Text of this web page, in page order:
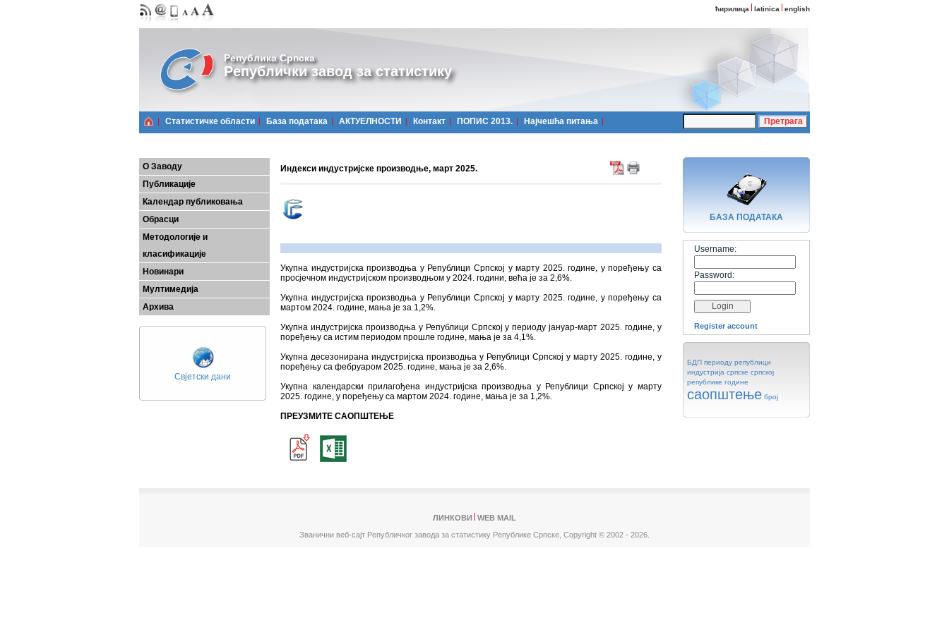
ћирилица latinica english
Република Српска
Републички завод за статистику
Статистичке области Базa података АКТУЕЛНОСТИ Контакт ПОПИС 2013. Најчешћa питања
О Заводу
Публикације
Календар публиковања
Обрасци
Методологије и
класификације
Новинари
Мултимедија
Архива
Свјетски дани
Индекси индустријске производње, март 2025.
Укупна индустријска производња у Републици Српској у марту 2025. године, у поређењу са
просјечном индустријском производњом у 2024. години, већа је за 2,6%.
Укупна индустријска производња у Републици Српској у марту 2025. године, у поређењу са
мартом 2024. године, мања је за 1,2%.
Укупна индустријска производња у Републици Српској у периоду јануар-март 2025. године, у
поређењу са истим периодом прошле године, мања је за 4,1%.
Укупна десезонирана индустријска производња у Републици Српској у марту 2025. године, у
поређењу са фебруаром 2025. године, мања је за 2,6%.
Укупна календарски прилагођена индустријска производња у Републици Српској у марту
2025. године, у поређењу са мартом 2024. године, мања је за 1,2%.
ПРЕУЗМИТЕ САОПШТЕЊЕ
БАЗA ПОДАТАКА
Username:
Password:
Register account
БДП периоду републици
индустрија српске српској
републике године
саопштење број
ЛИНКОВИ
WEB MAIL
Званични веб-сајт Републичког завода за статистику Републике Српске, Copyright © 2002 - 2026.